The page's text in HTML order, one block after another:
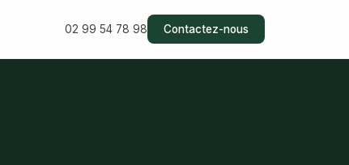
02 99 54 78 98 Contactez-nous